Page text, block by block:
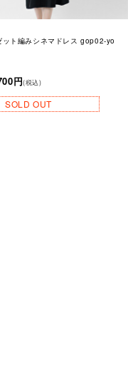
ット編みシネマドレス gop02-yo
円(税込)
SOLD OUT